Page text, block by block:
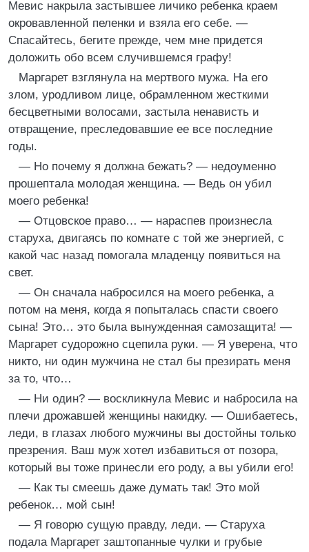
Мевис накрыла застывшее личико ребенка краем
окровавленной пеленки и взяла его себе. —
Спасайтесь, бегите прежде, чем мне придется
доложить обо всем случившемся графу!
Маргарет взглянула на мертвого мужа. На его
злом, уродливом лице, обрамленном жесткими
бесцветными волосами, застыла ненависть и
отвращение, преследовавшие ее все последние
годы.
— Но почему я должна бежать? — недоуменно
прошептала молодая женщина. — Ведь он убил
моего ребенка!
— Отцовское право… — нараспев произнесла
старуха, двигаясь по комнате с той же энергией, с
какой час назад помогала младенцу появиться на
свет.
— Он сначала набросился на моего ребенка, а
потом на меня, когда я попыталась спасти своего
сына! Это… это была вынужденная самозащита! —
Маргарет судорожно сцепила руки. — Я уверена, что
никто, ни один мужчина не стал бы презирать меня
за то, что…
— Ни один? — воскликнула Мевис и набросила на
плечи дрожавшей женщины накидку. — Ошибаетесь,
леди, в глазах любого мужчины вы достойны только
презрения. Ваш муж хотел избавиться от позора,
который вы тоже принесли его роду, а вы убили его!
— Как ты смеешь даже думать так! Это мой
ребенок… мой сын!
— Я говорю сущую правду, леди. — Старуха
подала Маргарет заштопанные чулки и грубые